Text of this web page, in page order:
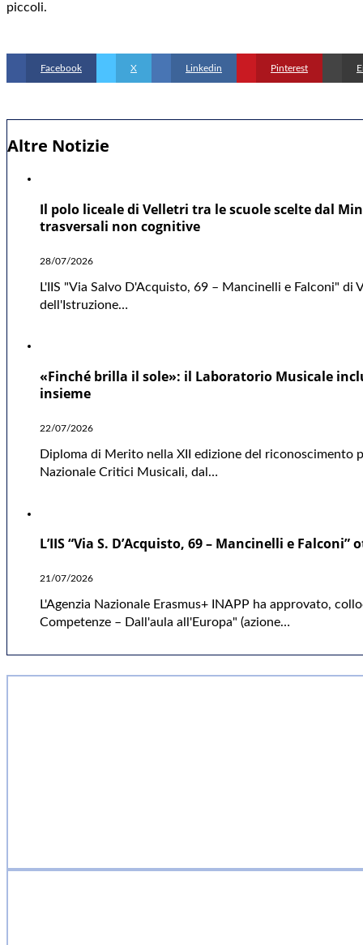
Altre Notizie
Il polo liceale di Velletri tra le scuole scelte dal
trasversali non cognitive
28/07/2026
L'IIS "Via Salvo D'Acquisto, 69 – Mancinelli e Falconi"
dell'Istruzione…
«Finché brilla il sole»: il Laboratorio Musicale
insieme
22/07/2026
Diploma di Merito nella XII edizione del
Nazionale Critici Musicali, dal…
L’IIS “Via S. D’Acquisto, 69 – Mancinelli e
21/07/2026
L'Agenzia Nazionale Erasmus+ INAPP ha approvato,
Competenze – Dall'aula all'Europa" (azione…
piccoli.
Facebook X Linkedin Pinterest